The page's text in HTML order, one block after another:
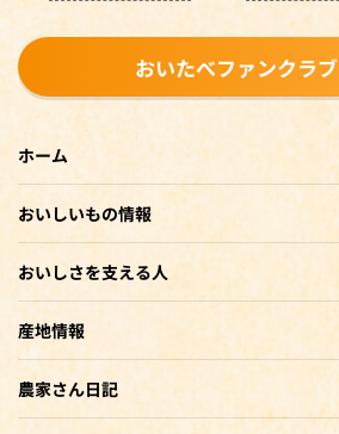
おいたべファンクラブ
ホーム
おいしいもの情報
おいしさを支える人
産地情報
農家さん日記